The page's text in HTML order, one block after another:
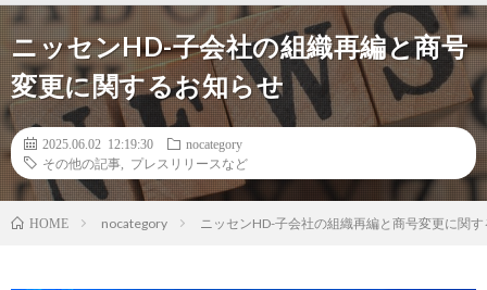
ニッセンHD-子会社の組織再編と商号
変更に関するお知らせ
2025.06.02 12:19:30
nocategory
その他の記事
プレスリリースなど
HOME nocategory ニッセンHD-子会社の組織再編と商号変更に関